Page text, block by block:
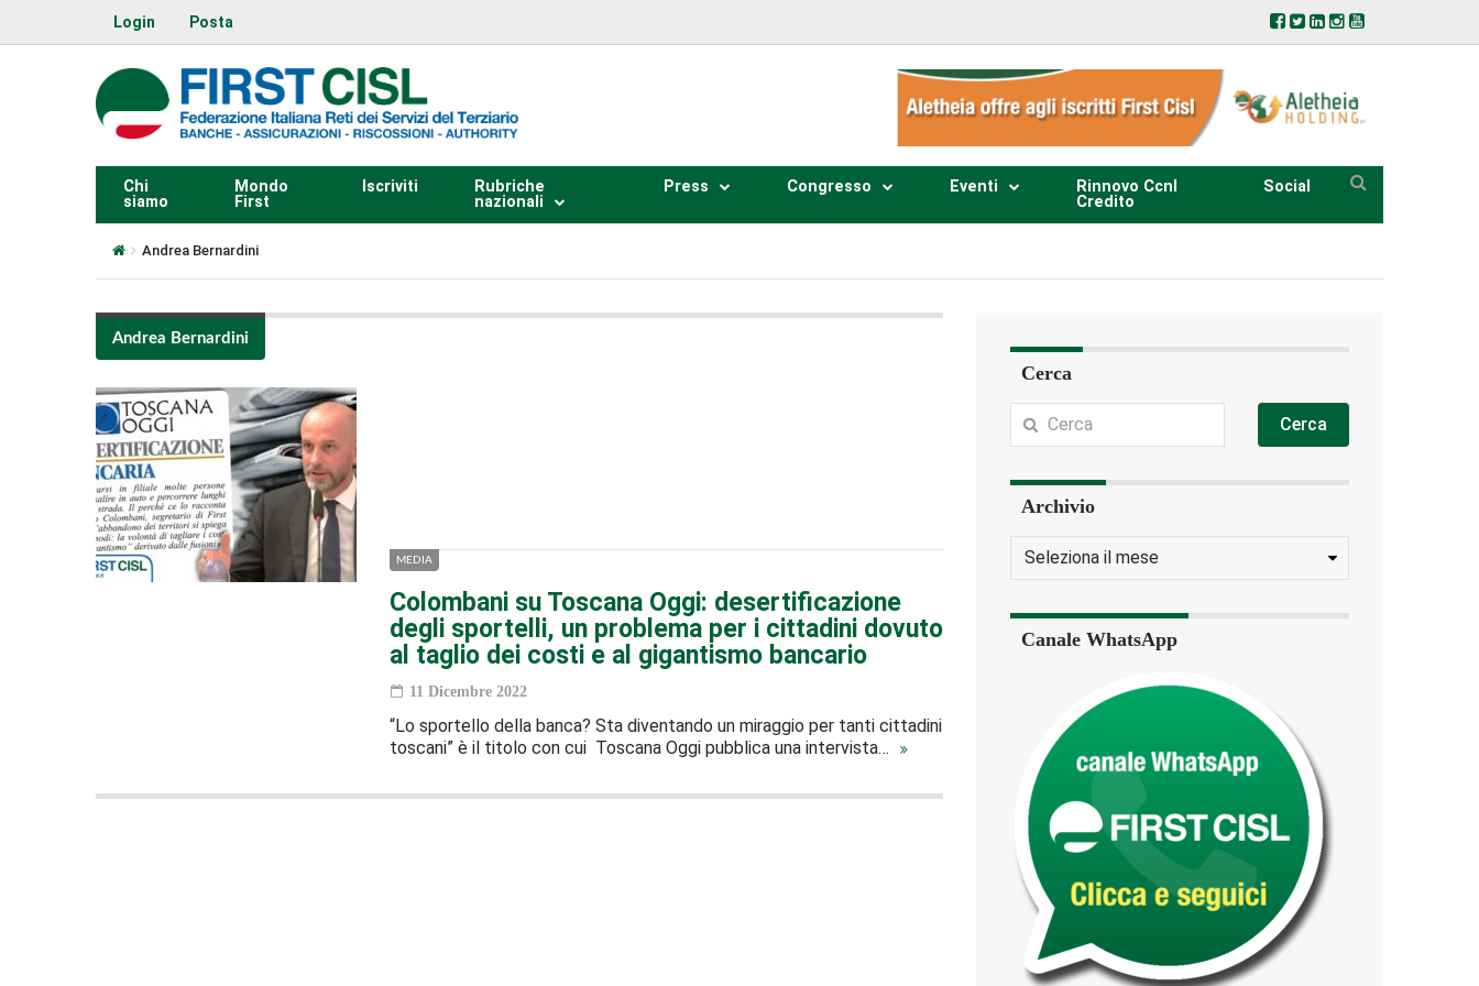
Login Posta
Chi
siamo
Mondo
First
Iscriviti
Rubriche
nazionali
Press Congresso Eventi
Rinnovo Ccnl
Credito
Social
Andrea Bernardini
Andrea Bernardini
MEDIA
Colombani su Toscana Oggi: desertificazione
degli sportelli, un problema per i cittadini dovuto
al taglio dei costi e al gigantismo bancario
11 Dicembre 2022
“Lo sportello della banca? Sta diventando un miraggio per tanti cittadini
toscani” è il titolo con cui Toscana Oggi pubblica una intervista…
Cerca
Cerca
Archivio
Canale WhatsApp